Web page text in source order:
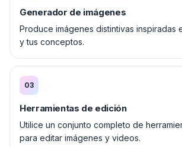
Generador de imágenes
Produce imágenes distintivas inspiradas
y tus conceptos.
03
Herramientas de edición
Utilice un conjunto completo de
para editar imágenes y videos.